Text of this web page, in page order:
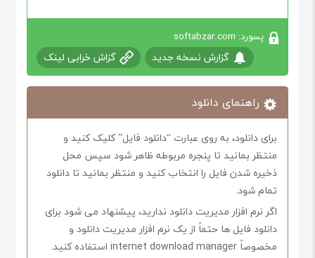
پسورد: softabzar.com
گزارش نسخه جدید گزاش خرابی لینک
راهنمای دانلود
برای دانلود، به روی عبارت “دانلود فایل” کلیک کنید و
منتظر بمانید تا پنجره مربوطه ظاهر شود سپس محل
ذخیره شدن فایل را انتخاب کنید و منتظر بمانید تا دانلود
تمام شود.
اگر نرم افزار مدیریت دانلود ندارید، پیشنهاد می شود برای
دانلود فایل ها حتماً از یک نرم افزار مدیریت دانلود و
مخصوصاً internet download manager استفاده کنید.